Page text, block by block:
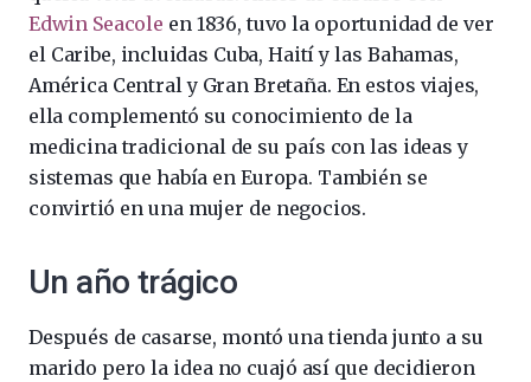
Edwin Seacole en 1836, tuvo la oportunidad de ver
el Caribe, incluidas Cuba, Haití y las Bahamas,
América Central y Gran Bretaña. En estos viajes,
ella complementó su conocimiento de la
medicina tradicional de su país con las ideas y
sistemas que había en Europa. También se
convirtió en una mujer de negocios.
Un año trágico
Después de casarse, montó una tienda junto a su
marido pero la idea no cuajó así que decidieron